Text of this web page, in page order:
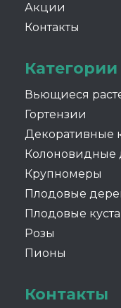
Акции
Контакты
Категории
Вьющиеся
Гортензии
Декоративные
Колоновидные
Крупномеры
Плодовые
Плодовые
Розы
Пионы
Контакты